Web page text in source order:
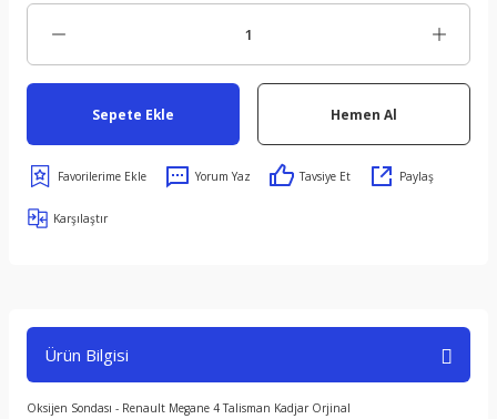
Sepete Ekle Hemen Al
Yorum Yaz Tavsiye Et Paylaş
Karşılaştır
Ürün Bilgisi
Oksijen Sondası - Renault Megane 4 Talisman Kadjar Orjinal